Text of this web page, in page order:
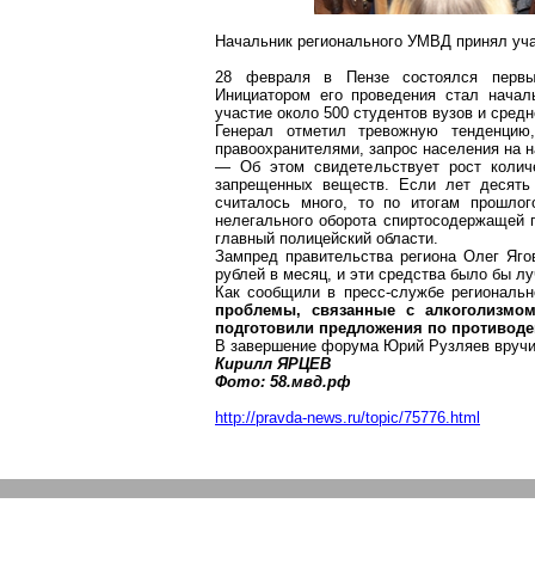
Начальник регионального УМВД принял
28 февраля в Пензе состоялся
Инициатором его проведения стал
участие около 500 студентов вузов и
Генерал отметил тревожную
правоохранителями, запрос населения на
— Об этом свидетельствует рост
запрещенных веществ. Если лет
считалось много, то по итогам
нелегального оборота
главный полицейский области.
Зампред правительства региона Олег
рублей в месяц, и эти средства было бы
Как сообщили в пресс-службе
проблемы, связанные с
подготовили предложения по
В завершение форума Юрий Рузляев
Кирилл ЯРЦЕВ
Фото: 58.мвд.рф
http://pravda-news.ru/topic/75776.html